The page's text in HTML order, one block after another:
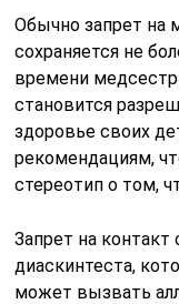
Обычно запрет на
сохраняется не
времени
становится
здоровье своих
рекомендациям,
стереотип о том,
Запрет на контакт
диаскинтеста,
может вызвать